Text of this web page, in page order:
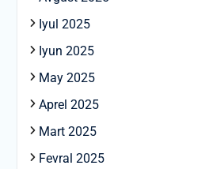
Iyul 2025
Iyun 2025
May 2025
Aprel 2025
Mart 2025
Fevral 2025